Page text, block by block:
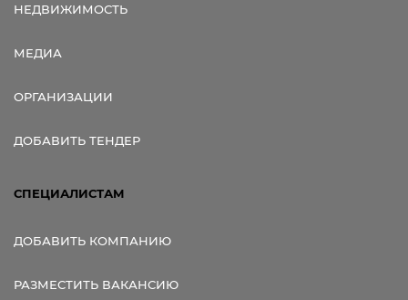
НЕДВИЖИМОСТЬ
МЕДИА
ОРГАНИЗАЦИИ
ДОБАВИТЬ ТЕНДЕР
СПЕЦИАЛИСТАМ
ДОБАВИТЬ КОМПАНИЮ
РАЗМЕСТИТЬ ВАКАНСИЮ